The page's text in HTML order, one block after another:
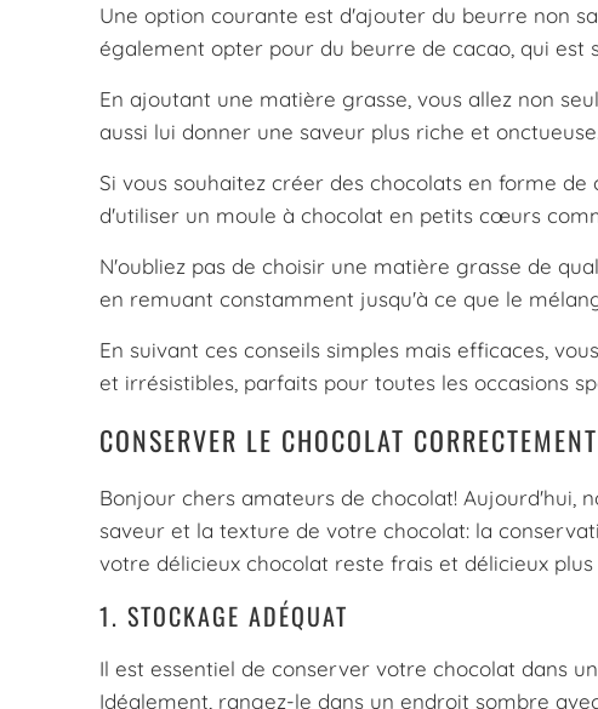
Une option courante est d'ajouter du beurre non
également opter pour du beurre de cacao, qui
En ajoutant une matière grasse, vous allez non
aussi lui donner une saveur plus riche et onctueuse.
Si vous souhaitez créer des chocolats en forme
d'utiliser un moule à chocolat en petits cœurs
N'oubliez pas de choisir une matière grasse de
en remuant constamment jusqu'à ce que le
En suivant ces conseils simples mais efficaces,
et irrésistibles, parfaits pour toutes les occasions
CONSERVER LE CHOCOLAT CORRECTEMENT
Bonjour chers amateurs de chocolat! Aujourd'hui,
saveur et la texture de votre chocolat: la
votre délicieux chocolat reste frais et délicieux
1. STOCKAGE ADÉQUAT
Il est essentiel de conserver votre chocolat dans
Idéalement, rangez-le dans un endroit sombre